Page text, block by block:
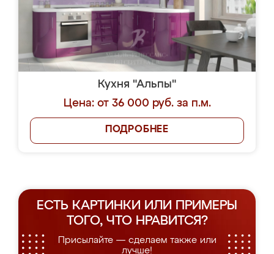
Кухня "Альпы"
Цена: от 36 000 руб. за п.м.
ПОДРОБНЕЕ
ЕСТЬ КАРТИНКИ ИЛИ ПРИМЕРЫ
ТОГО, ЧТО НРАВИТСЯ?
Присылайте — сделаем также или
лучше!